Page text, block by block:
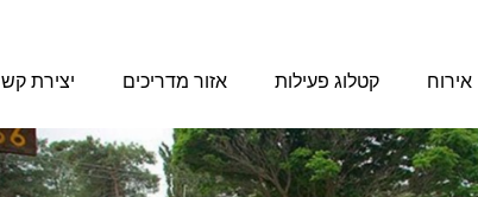
אירוח קטלוג פעילות אזור מדריכים יצירת